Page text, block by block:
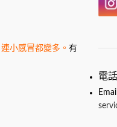
小感冒都變多。 有
電